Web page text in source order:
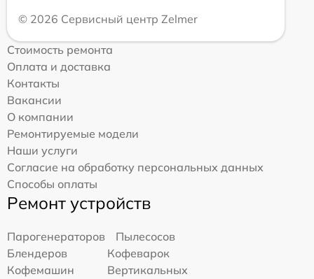
© 2026 Сервисный центр Zelmer
Стоимость ремонта
Оплата и доставка
Контакты
Вакансии
О компании
Ремонтируемые модели
Наши услуги
Согласие на обработку персональных данных
Способы оплаты
Ремонт устройств
Парогенераторов
Пылесосов
Блендеров
Кофеварок
Кофемашин
Вертикальных